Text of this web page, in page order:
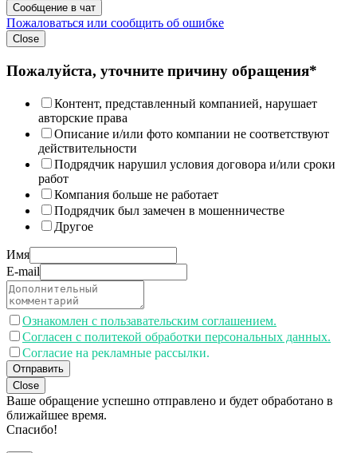
Сообщение в чат
Пожаловаться или сообщить об ошибке
Close
Пожалуйста, уточните причину обращения*
Контент, представленный компанией, нарушает
авторские права
Описание и/или фото компании не соответствуют
действительности
Подрядчик нарушил условия договора и/или сроки
работ
Компания больше не работает
Подрядчик был замечен в мошенничестве
Другое
Имя
E-mail
Ознакомлен с пользавательским соглашением.
Согласен с политекой обработки персональных данных.
Согласие на рекламные рассылки.
Отправить
Close
Ваше обращение успешно отправлено и будет обработано в
ближайшее время.
Спасибо!